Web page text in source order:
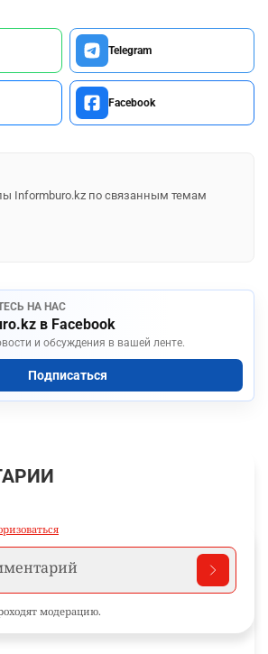
Telegram
Facebook
Informburo.kz по связанным темам
НА НАС
в Facebook
и обсуждения в вашей ленте.
Подписаться
модерацию.